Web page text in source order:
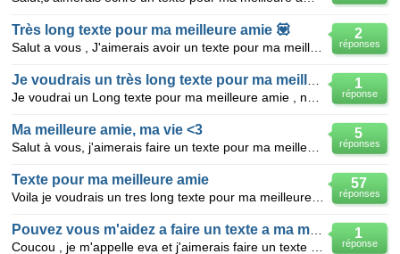
2
réponses
Très long texte pour ma meilleure amie 💟
1
réponse
5
réponses
Ma meilleure amie, ma vie <3
57
réponses
Texte pour ma meilleure amie
1
réponse